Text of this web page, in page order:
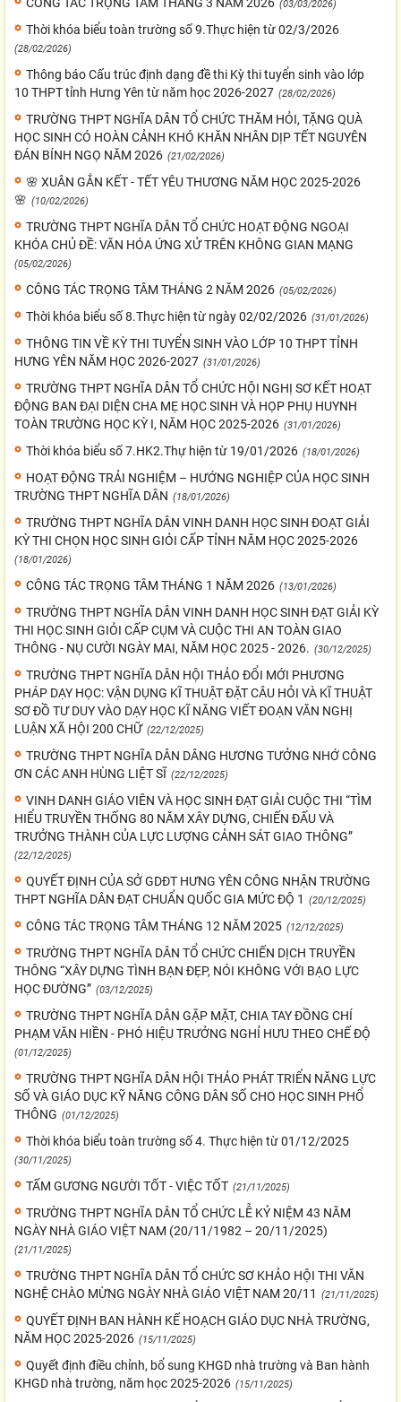
CÔNG TÁC TRỌNG TÂM THÁNG 3 NĂM 2026 (03/03/2026)
Thời khóa biểu toàn trường số 9.Thực hiện từ 02/3/2026
(28/02/2026)
Thông báo Cấu trúc định dạng đề thi Kỳ thi tuyển sinh vào lớp
10 THPT tỉnh Hưng Yên từ năm học 2026-2027 (28/02/2026)
TRƯỜNG THPT NGHĨA DÂN TỔ CHỨC THĂM HỎI, TẶNG QUÀ
HỌC SINH CÓ HOÀN CẢNH KHÓ KHĂN NHÂN DỊP TẾT NGUYÊN
ĐÁN BÍNH NGỌ NĂM 2026 (21/02/2026)
🌸 XUÂN GẮN KẾT - TẾT YÊU THƯƠNG NĂM HỌC 2025-2026
🌸 (10/02/2026)
TRƯỜNG THPT NGHĨA DÂN TỔ CHỨC HOẠT ĐỘNG NGOẠI
KHÓA CHỦ ĐỀ: VĂN HÓA ỨNG XỬ TRÊN KHÔNG GIAN MẠNG
(05/02/2026)
CÔNG TÁC TRỌNG TÂM THÁNG 2 NĂM 2026 (05/02/2026)
Thời khóa biểu số 8.Thực hiện từ ngày 02/02/2026 (31/01/2026)
THÔNG TIN VỀ KỲ THI TUYỂN SINH VÀO LỚP 10 THPT TỈNH
HƯNG YÊN NĂM HỌC 2026-2027 (31/01/2026)
TRƯỜNG THPT NGHĨA DÂN TỔ CHỨC HỘI NGHỊ SƠ KẾT HOẠT
ĐỘNG BAN ĐẠI DIỆN CHA MẸ HỌC SINH VÀ HỌP PHỤ HUYNH
TOÀN TRƯỜNG HỌC KỲ I, NĂM HỌC 2025-2026 (31/01/2026)
Thời khóa biểu số 7.HK2.Thự hiện từ 19/01/2026 (18/01/2026)
HOẠT ĐỘNG TRẢI NGHIỆM – HƯỚNG NGHIỆP CỦA HỌC SINH
TRƯỜNG THPT NGHĨA DÂN (18/01/2026)
TRƯỜNG THPT NGHĨA DÂN VINH DANH HỌC SINH ĐOẠT GIẢI
KỲ THI CHỌN HỌC SINH GIỎI CẤP TỈNH NĂM HỌC 2025-2026
(18/01/2026)
CÔNG TÁC TRỌNG TÂM THÁNG 1 NĂM 2026 (13/01/2026)
TRƯỜNG THPT NGHĨA DÂN VINH DANH HỌC SINH ĐẠT GIẢI KỲ
THI HỌC SINH GIỎI CẤP CỤM VÀ CUỘC THI AN TOÀN GIAO
THÔNG - NỤ CƯỜI NGÀY MAI, NĂM HỌC 2025 - 2026. (30/12/2025)
TRƯỜNG THPT NGHĨA DÂN HỘI THẢO ĐỔI MỚI PHƯƠNG
PHÁP DẠY HỌC: VẬN DỤNG KĨ THUẬT ĐẶT CÂU HỎI VÀ KĨ THUẬT
SƠ ĐỒ TƯ DUY VÀO DẠY HỌC KĨ NĂNG VIẾT ĐOẠN VĂN NGHỊ
LUẬN XÃ HỘI 200 CHỮ (22/12/2025)
TRƯỜNG THPT NGHĨA DÂN DÂNG HƯƠNG TƯỞNG NHỚ CÔNG
ƠN CÁC ANH HÙNG LIỆT SĨ (22/12/2025)
VINH DANH GIÁO VIÊN VÀ HỌC SINH ĐẠT GIẢI CUỘC THI “TÌM
HIỂU TRUYỀN THỐNG 80 NĂM XÂY DỰNG, CHIẾN ĐẤU VÀ
TRƯỞNG THÀNH CỦA LỰC LƯỢNG CẢNH SÁT GIAO THÔNG”
(22/12/2025)
QUYẾT ĐỊNH CỦA SỞ GDĐT HƯNG YÊN CÔNG NHẬN TRƯỜNG
THPT NGHĨA DÂN ĐẠT CHUẨN QUỐC GIA MỨC ĐỘ 1
(20/12/2025)
CÔNG TÁC TRỌNG TÂM THÁNG 12 NĂM 2025 (12/12/2025)
TRƯỜNG THPT NGHĨA DÂN TỔ CHỨC CHIẾN DỊCH TRUYỀN
THÔNG “XÂY DỰNG TÌNH BẠN ĐẸP, NÓI KHÔNG VỚI BẠO LỰC
HỌC ĐƯỜNG” (03/12/2025)
TRƯỜNG THPT NGHĨA DÂN GẶP MẶT, CHIA TAY ĐỒNG CHÍ
PHẠM VĂN HIỀN - PHÓ HIỆU TRƯỞNG NGHỈ HƯU THEO CHẾ ĐỘ
(01/12/2025)
TRƯỜNG THPT NGHĨA DÂN HỘI THẢO PHÁT TRIỂN NĂNG LỰC
SỐ VÀ GIÁO DỤC KỸ NĂNG CÔNG DÂN SỐ CHO HỌC SINH PHỔ
THÔNG (01/12/2025)
Thời khóa biểu toàn trường số 4. Thực hiện từ 01/12/2025
(30/11/2025)
TẤM GƯƠNG NGƯỜI TỐT - VIỆC TỐT (21/11/2025)
TRƯỜNG THPT NGHĨA DÂN TỔ CHỨC LỄ KỶ NIỆM 43 NĂM
NGÀY NHÀ GIÁO VIỆT NAM (20/11/1982 – 20/11/2025)
(21/11/2025)
TRƯỜNG THPT NGHĨA DÂN TỔ CHỨC SƠ KHẢO HỘI THI VĂN
NGHỆ CHÀO MỪNG NGÀY NHÀ GIÁO VIỆT NAM 20/11
(21/11/2025)
QUYẾT ĐỊNH BAN HÀNH KẾ HOẠCH GIÁO DỤC NHÀ TRƯỜNG,
NĂM HỌC 2025-2026 (15/11/2025)
Quyết định điều chỉnh, bổ sung KHGD nhà trường và Ban hành
KHGD nhà trường, năm học 2025-2026 (15/11/2025)